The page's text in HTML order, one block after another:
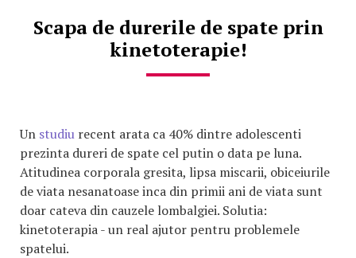
Scapa de durerile de spate prin
kinetoterapie!
Un studiu recent arata ca 40% dintre adolescenti
prezinta dureri de spate cel putin o data pe luna.
Atitudinea corporala gresita, lipsa miscarii, obiceiurile
de viata nesanatoase inca din primii ani de viata sunt
doar cateva din cauzele lombalgiei. Solutia:
kinetoterapia - un real ajutor pentru problemele
spatelui.